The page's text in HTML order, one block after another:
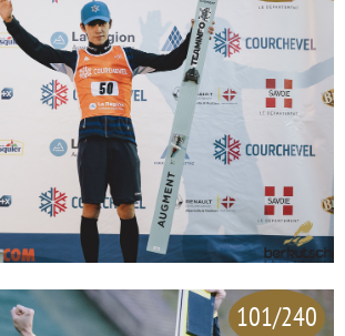
101/240